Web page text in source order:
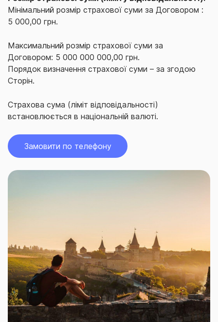
Мінімальний розмір страхової суми за Договором :
5 000,00 грн.
Максимальний розмір страхової суми за
Договором: 5 000 000 000,00 грн.
Порядок визначення страхової суми – за згодою
Сторін.
Страхова сума (ліміт відповідальності)
встановлюється в національній валюті.
Замовити по телефону